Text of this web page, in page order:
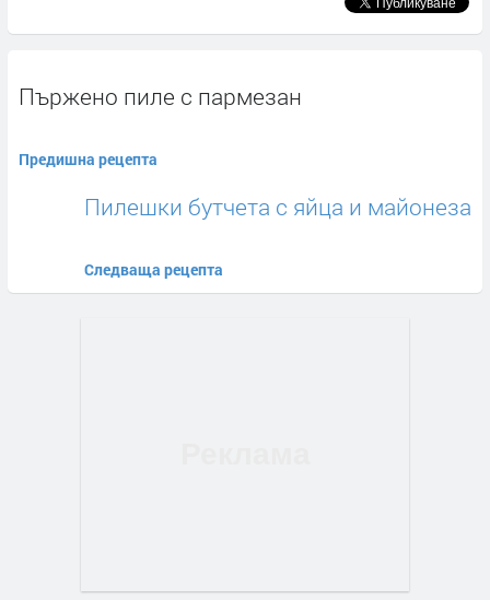
Пържено пиле с пармезан
Предишна рецепта
Пилешки бутчета с яйца и майонеза
Следваща рецепта